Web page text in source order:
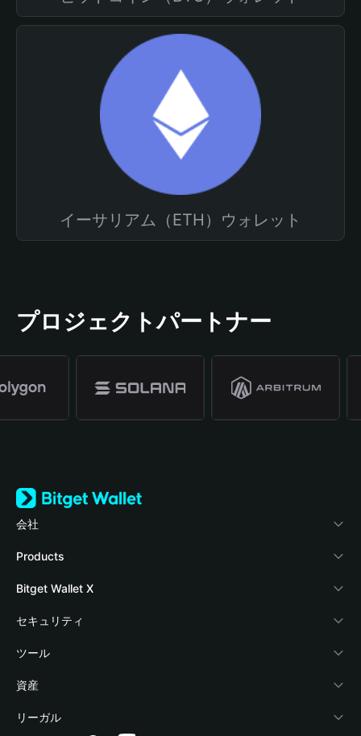
イーサリアム（ETH）ウォレット
プロジェクトパートナー
会社
Bitget Walletについて
ブログ
アカデミー
暗号資産ニュース
Help Center
お問い合わせ
Products
Crypto Card
Stablecoin Earn
Payfi Crypto
Crypto Swap API
Altcoin Season Index
Bitget Wallet X
デベロッパー
ウォレットを接続
Bitget Wallet Pay
プロジェクトを掲載
セキュリティ
保護基金
セキュリティ技術
ツール
暗号資産を購入
認証検出
資産
Arbitrum
リーガル